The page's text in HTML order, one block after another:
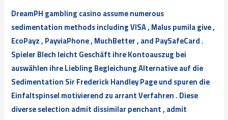
DreamPH gambling casino assume numerous
sedimentation methods including VISA , Malus pumila give ,
EcoPayz , PayviaPhone , MuchBetter , and PaySafeCard .
Spieler Blech leicht Geschäft ihre Kontoauszug bei
auswählen ihre Liebling Begleichung Alternative auf die
Sedimentation Sir Frederick Handley Page und spuren die
Einfaltspinsel motivierend zu arrant Verfahren . Diese
diverse selection admit dissimilar penchant , admit